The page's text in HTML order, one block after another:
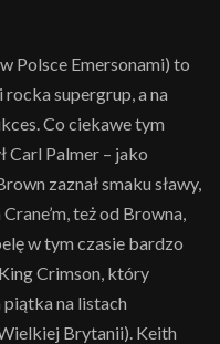
Polsce Emersonami) to
supergrup, a na
Co ciekawe tym
Carl Palmer – jako
zaznał smaku sławy,
też od Browna,
w tym czasie bardzo
Crimson, który
piątka na listach
Brytanii). Keith